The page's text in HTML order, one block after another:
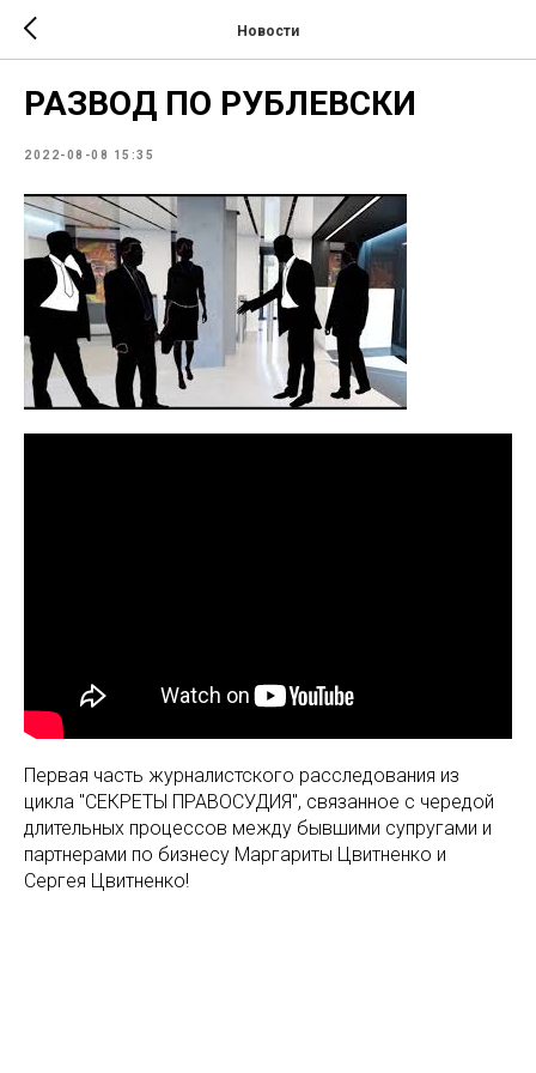
Новости
РАЗВОД ПО РУБЛЕВСКИ
2022-08-08 15:35
Первая часть журналистского расследования из
цикла "СЕКРЕТЫ ПРАВОСУДИЯ", связанное с чередой
длительных процессов между бывшими супругами и
партнерами по бизнесу Маргариты Цвитненко и
Сергея Цвитненко!